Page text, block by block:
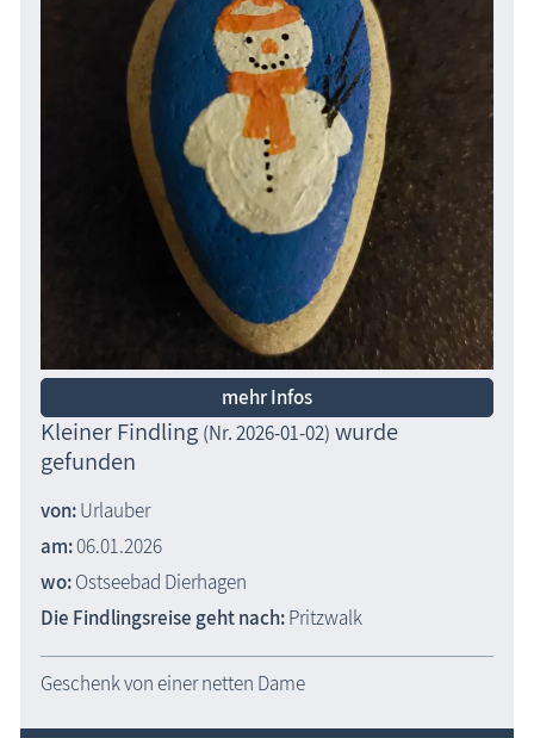
mehr Infos
Kleiner Findling (Nr. 2026-01-02) wurde
gefunden
von:Urlauber
am:06.01.2026
wo:Ostseebad Dierhagen
Die Findlingsreise geht nach:Pritzwalk
Geschenk von einer netten Dame